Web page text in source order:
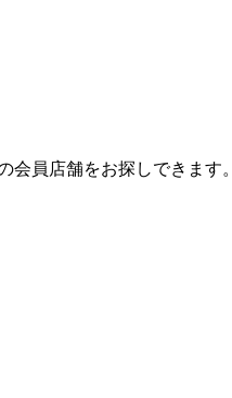
員店舗をお探しできます。